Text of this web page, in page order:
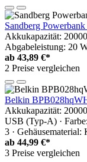
Sandberg
Akkukapazität:
Abgabeleistung: 20
ab 43,89 €*
2 Preise vergleichen
Belkin
Akkukapazität:
USB (Typ-A) ·
3 · Gehäusematerial:
ab 44,99 €*
3 Preise vergleichen